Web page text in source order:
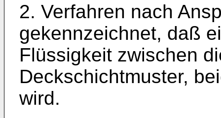
2. Verfahren nach
gekennzeichnet, daß
Flüssigkeit zwischen
Deckschichtmuster,
wird.